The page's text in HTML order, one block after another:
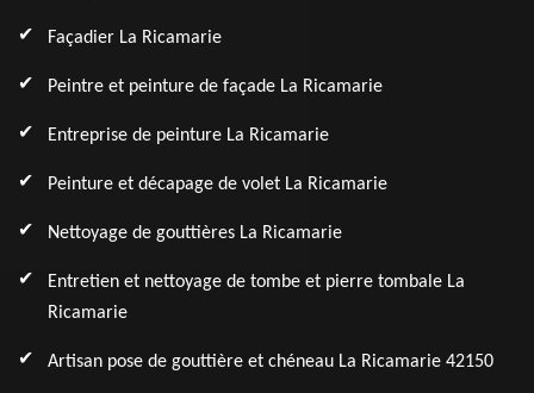
Façadier La Ricamarie
Peintre et peinture de façade La Ricamarie
Entreprise de peinture La Ricamarie
Peinture et décapage de volet La Ricamarie
Nettoyage de gouttières La Ricamarie
Entretien et nettoyage de tombe et pierre tombale La
Ricamarie
Artisan pose de gouttière et chéneau La Ricamarie 42150